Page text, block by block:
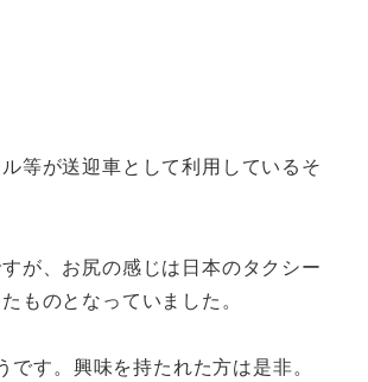
等が送迎車として利用しているそ
が、お尻の感じは日本のタクシー
のとなっていました。
す。興味を持たれた方は是非。